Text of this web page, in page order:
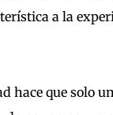
a la
hace que solo